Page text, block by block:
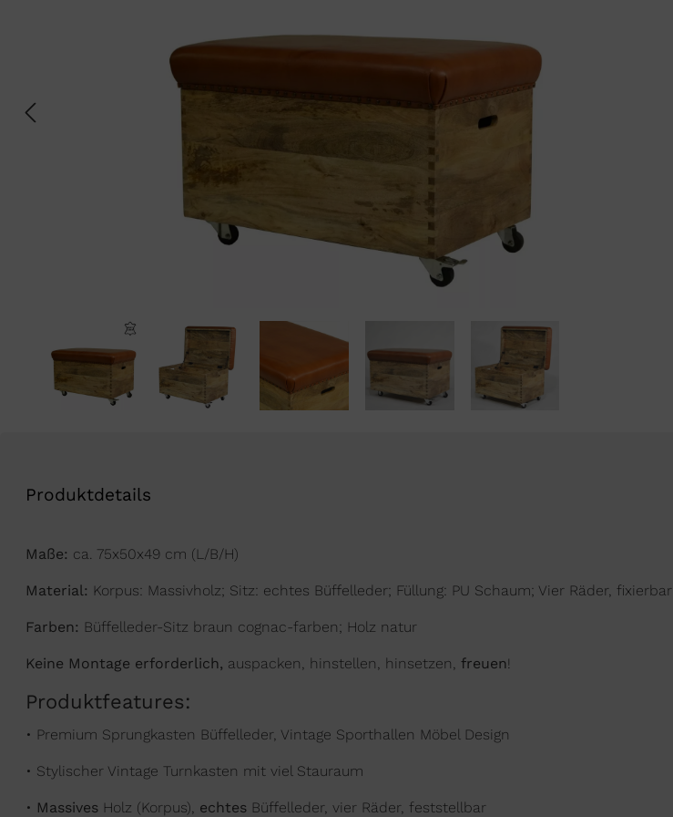
Produktdetails
Maße: ca. 75x50x49 cm (L/B/H)
Material: Korpus: Massivholz; Sitz: echtes Büffelleder; Füllung: PU Schaum; Vier Räder, fixierbar
Farben: Büffelleder-Sitz braun cognac-farben; Holz natur
Keine Montage erforderlich, auspacken, hinstellen, hinsetzen, freuen!
Produktfeatures:
• Premium Sprungkasten Büffelleder, Vintage Sporthallen Möbel Design
• Stylischer Vintage Turnkasten mit viel Stauraum
• Massives Holz (Korpus), echtes Büffelleder, vier Räder, feststellbar